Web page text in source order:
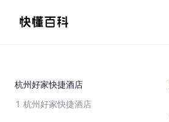
杭州好家快捷酒店
1 杭州好家快捷酒店